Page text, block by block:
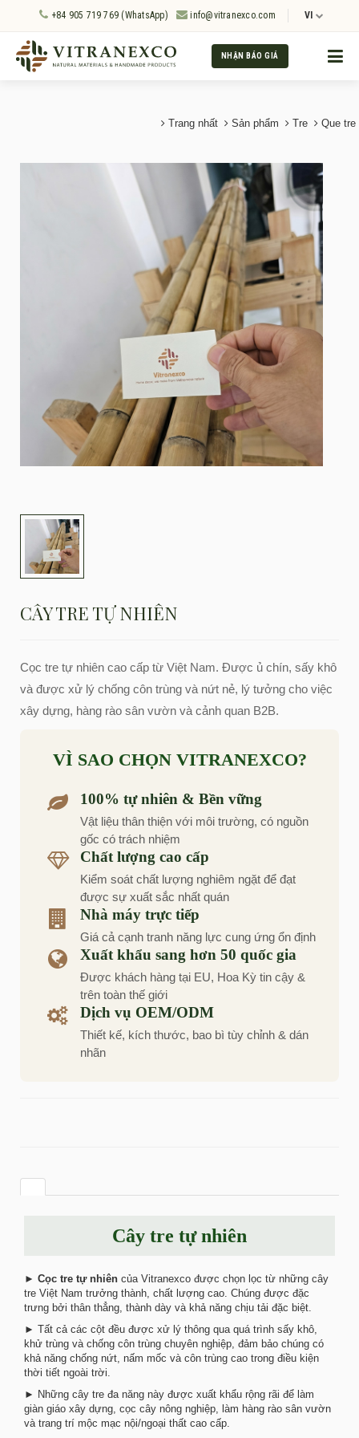
+84 905 719 769 (WhatsApp) info@vitranexco.com VI
NHẬN BÁO GIÁ
Trang nhất Sản phẩm Tre Que tre
CÂY TRE TỰ NHIÊN
Cọc tre tự nhiên cao cấp từ Việt Nam. Được ủ chín, sấy khô
và được xử lý chống côn trùng và nứt nẻ, lý tưởng cho việc
xây dựng, hàng rào sân vườn và cảnh quan B2B.
VÌ SAO CHỌN VITRANEXCO?
100% tự nhiên & Bền vững
Vật liệu thân thiện với môi trường, có nguồn
gốc có trách nhiệm
Chất lượng cao cấp
Kiểm soát chất lượng nghiêm ngặt để đạt
được sự xuất sắc nhất quán
Nhà máy trực tiếp
Giá cả cạnh tranh năng lực cung ứng ổn định
Xuất khẩu sang hơn 50 quốc gia
Được khách hàng tại EU, Hoa Kỳ tin cậy &
trên toàn thế giới
Dịch vụ OEM/ODM
Thiết kế, kích thước, bao bì tùy chỉnh & dán
nhãn
Cây tre tự nhiên
► Cọc tre tự nhiên của Vitranexco được chọn lọc từ những cây
tre Việt Nam trưởng thành, chất lượng cao. Chúng được đặc
trưng bởi thân thẳng, thành dày và khả năng chịu tải đặc biệt.
► Tất cả các cột đều được xử lý thông qua quá trình sấy khô,
khử trùng và chống côn trùng chuyên nghiệp, đảm bảo chúng có
khả năng chống nứt, nấm mốc và côn trùng cao trong điều kiện
thời tiết ngoài trời.
► Những cây tre đa năng này được xuất khẩu rộng rãi để làm
giàn giáo xây dựng, cọc cây nông nghiệp, làm hàng rào sân vườn
và trang trí mộc mạc nội/ngoại thất cao cấp.